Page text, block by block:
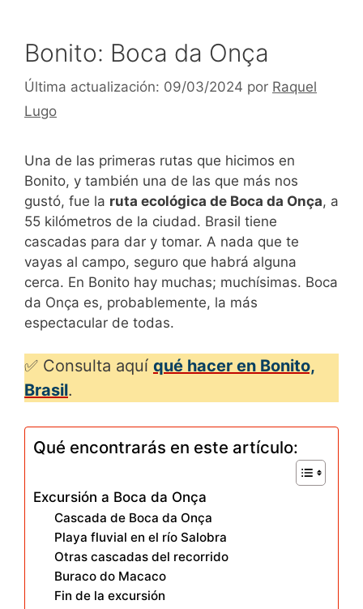
Bonito: Boca da Onça
09/03/2024 por Raquel
Lugo
Una de las primeras rutas que hicimos en
Bonito, y también una de las que más nos
gustó, fue la ruta ecológica de Boca da Onça, a
55 kilómetros de la ciudad. Brasil tiene
cascadas para dar y tomar. A nada que te
vayas al campo, seguro que habrá alguna
cerca. En Bonito hay muchas; muchísimas. Boca
da Onça es, probablemente, la más
espectacular de todas.
✅ Consulta aquí qué hacer en Bonito,
Brasil.
Qué encontrarás en este artículo:
Excursión a Boca da Onça
Cascada de Boca da Onça
Playa fluvial en el río Salobra
Otras cascadas del recorrido
Buraco do Macaco
Fin de la excursión